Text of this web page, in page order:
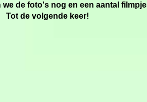
we de foto's nog en een aantal
Tot de volgende keer!